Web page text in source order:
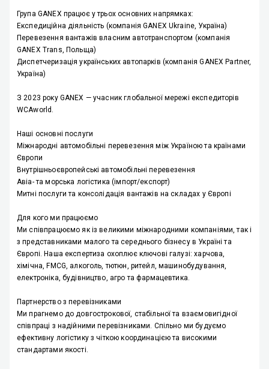
Група GANEX працює у трьох основних напрямках:
Експедиційна діяльність (компанія GANEX Ukraine, Україна)
Перевезення вантажів власним автотранспортом (компанія
GANEX Trans, Польща)
Диспетчеризація українських автопарків (компанія GANEX Partner,
Україна)
З 2023 року GANEX — учасник глобальної мережі експедиторів
WCAworld.
Наші основні послуги
Міжнародні автомобільні перевезенняміж Україною та країнами
Європи
Внутрішньоєвропейські автомобільні перевезення
Авіа- та морська логістика (імпорт/експорт)
Митні послуги та консолідація вантажів на складах у Європі
Для кого ми працюємо
Ми співпрацюємо як із великими міжнародними компаніями, так і
з представниками малого та середнього бізнесув Україні та
Європі. Наша експертиза охоплює ключові галузі:харчова,
хімічна, FMCG, алкоголь, тютюн, ритейл, машинобудування,
електроніка, будівництво, агро та фармацевтика.
Партнерство з перевізниками
Ми прагнемо додовгострокової, стабільної та взаємовигідної
співпраці з надійними перевізниками. Спільно ми будуємо
ефективну логістику з чіткою координацією та високими
стандартами якості.